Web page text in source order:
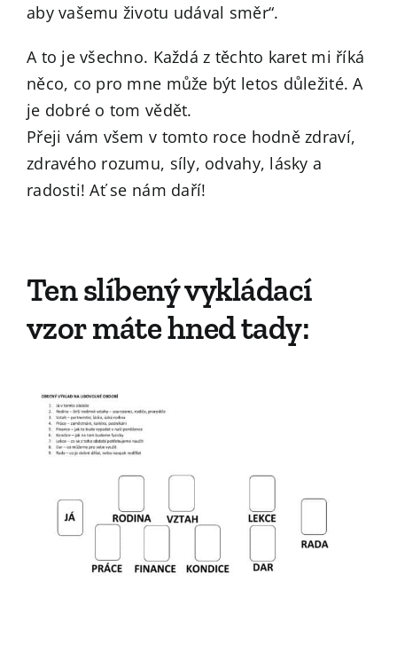
aby vašemu životu udával směr“.
A to je všechno. Každá z těchto karet mi říká
něco, co pro mne může být letos důležité. A
je dobré o tom vědět.
Přeji vám všem v tomto roce hodně zdraví,
zdravého rozumu, síly, odvahy, lásky a
radosti! Ať se nám daří!
Ten slíbený vykládací
vzor máte hned tady: